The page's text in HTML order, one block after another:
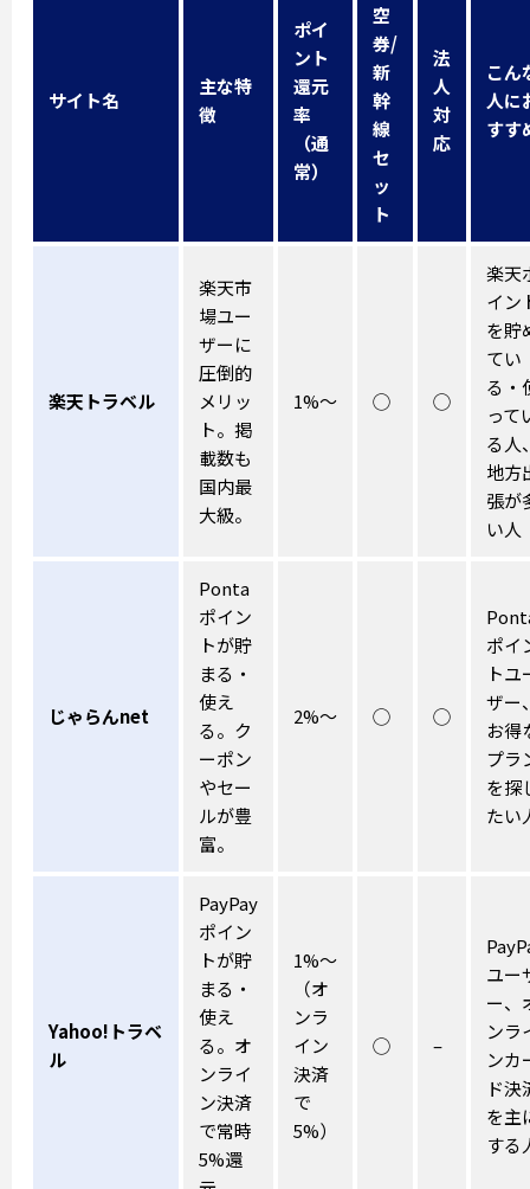
サイト名
主な特
徴
ポイ
ント
還元
率
（通
常）
空
券/
新
幹
線
セ
ッ
ト
法
人
対
応
こん
人に
すす
楽天トラベル
楽天市
場ユー
ザーに
圧倒的
メリッ
ト。掲
載数も
国内最
大級。
1%〜 ◯ ◯
楽天
イン
を貯
てい
る・
って
る人
地方
張が
い人
じゃらんnet
Ponta
ポイン
トが貯
まる・
使え
る。ク
ーポン
やセー
ルが豊
富。
2%〜 ◯ ◯
ポイ
トユ
ザー
お得
プラ
を探
たい
Yahoo!トラベ
ル
PayPay
ポイン
トが貯
まる・
使え
る。オ
ンライ
ン決済
で常時
5%還
1%〜
（オ
ンラ
イン
決済
で
5%）
◯ –
ユー
ー、
ンラ
ンカ
ド決
を主
する